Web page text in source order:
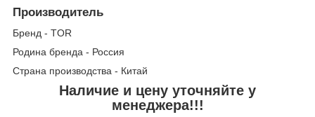
Производитель
Бренд - TOR
Родина бренда - Россия
Страна производства - Китай
Наличие и цену уточняйте у
менеджера!!!